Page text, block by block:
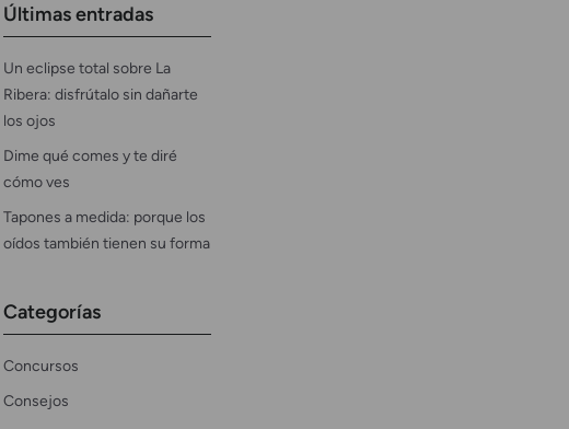
Últimas entradas
Un eclipse total sobre La
Ribera: disfrútalo sin dañarte
los ojos
Dime qué comes y te diré
cómo ves
Tapones a medida: porque los
oídos también tienen su forma
Categorías
Concursos
Consejos